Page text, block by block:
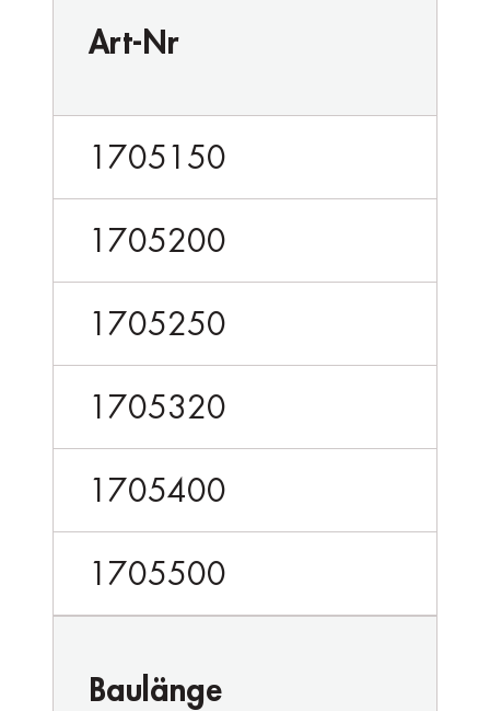
Art-Nr
1705150
1705200
1705250
1705320
1705400
1705500
Baulänge